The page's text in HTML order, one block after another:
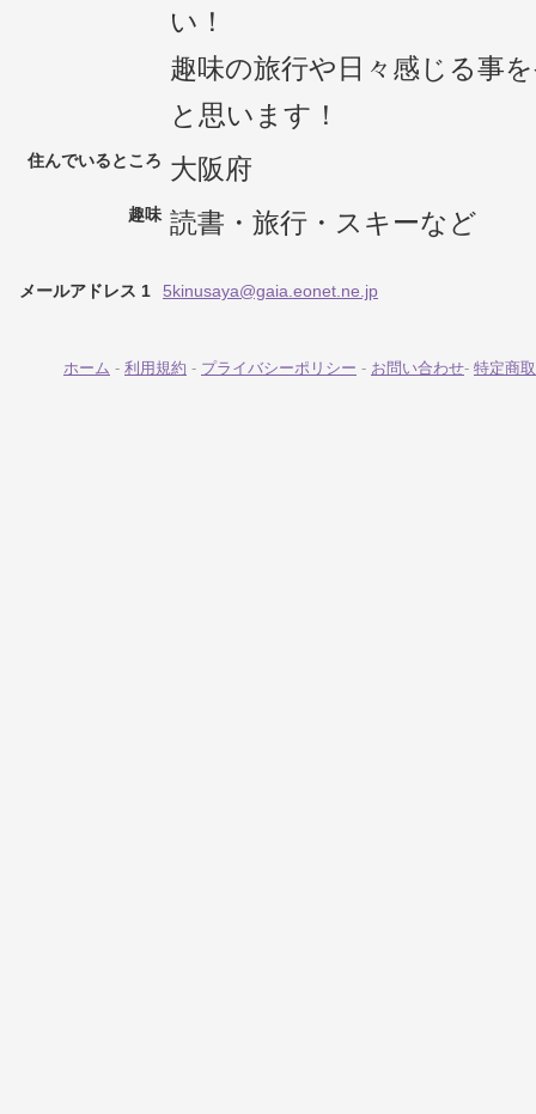
い！
趣味の旅行や日々感じる事
と思います！
住んでいるところ 大阪府
趣味 読書・旅行・スキーなど
メールアドレス 1 5kinusaya@gaia.eonet.ne.jp
ホーム - 利用規約 - プライバシーポリシー - お問い合わせ- 特定商